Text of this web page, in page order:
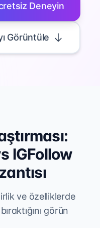
Deneyin
Görüntüle
IGFollow
ve özelliklerde
görün